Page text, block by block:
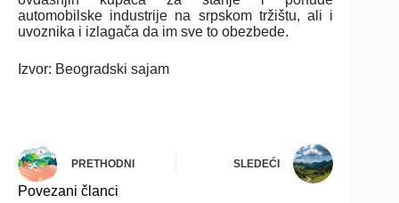
automobilske industrije na srpskom tržištu, ali i
uvoznika i izlagača da im sve to obezbede.
Izvor: Beogradski sajam
PRETHODNI SLEDEĆI
Povezani članci